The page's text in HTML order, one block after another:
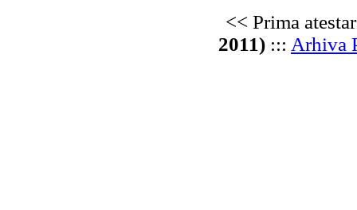
<< Prima
2011) ::: Arhiva